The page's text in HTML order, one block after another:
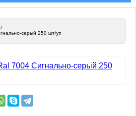
/
серый 250 шт/уп